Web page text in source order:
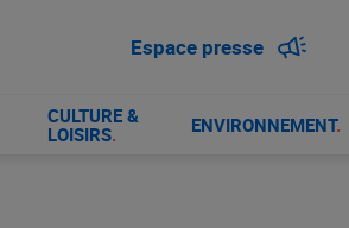
Espace presse
CULTURE &
LOISIRS. ENVIRONNEMENT.